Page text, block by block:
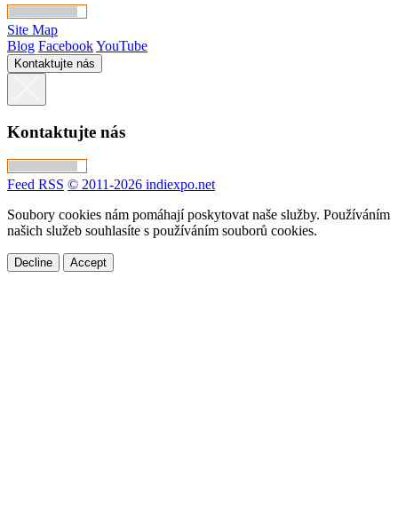
Site Map
Blog FacebookYouTube
Kontaktujte nás
Kontaktujte nás
Feed RSS © 2011-2026 indiexpo.net
Soubory cookies nám pomáhají poskytovat naše služby. Používáním
našich služeb souhlasíte s používáním souborů cookies.
Decline Accept